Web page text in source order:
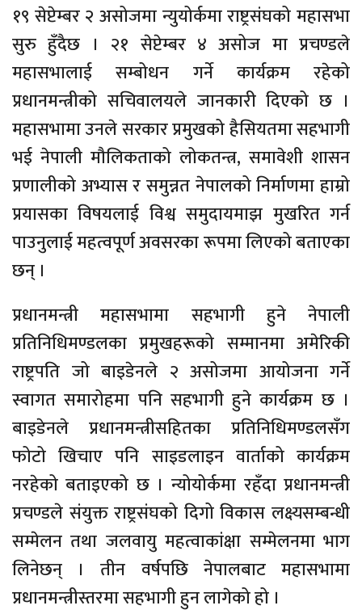
१९ सेप्टेम्बर २ असोजमा न्युयोर्कमा राष्ट्रसंघको महासभा
सुरु हुँदैछ । २१ सेप्टेम्बर ४ असोज मा प्रचण्डले
महासभालाई सम्बोधन गर्ने कार्यक्रम रहेको
प्रधानमन्त्रीको सचिवालयले जानकारी दिएको छ ।
महासभामा उनले सरकार प्रमुखको हैसियतमा सहभागी
भई नेपाली मौलिकताको लोकतन्त्र, समावेशी शासन
प्रणालीको अभ्यास र समुन्नत नेपालको निर्माणमा हाम्रो
प्रयासका विषयलाई विश्व समुदायमाझ मुखरित गर्न
पाउनुलाई महत्वपूर्ण अवसरका रूपमा लिएको बताएका
छन् ।
प्रधानमन्त्री महासभामा सहभागी हुने नेपाली
प्रतिनिधिमण्डलका प्रमुखहरूको सम्मानमा अमेरिकी
राष्ट्रपति जो बाइडेनले २ असोजमा आयोजना गर्ने
स्वागत समारोहमा पनि सहभागी हुने कार्यक्रम छ ।
बाइडेनले प्रधानमन्त्रीसहितका प्रतिनिधिमण्डलसँग
फोटो खिचाए पनि साइडलाइन वार्ताको कार्यक्रम
नरहेको बताइएको छ । न्योयोर्कमा रहँदा प्रधानमन्त्री
प्रचण्डले संयुक्त राष्ट्रसंघको दिगो विकास लक्ष्यसम्बन्धी
सम्मेलन तथा जलवायु महत्वाकांक्षा सम्मेलनमा भाग
लिनेछन् । तीन वर्षपछि नेपालबाट महासभामा
प्रधानमन्त्रीस्तरमा सहभागी हुन लागेको हो ।